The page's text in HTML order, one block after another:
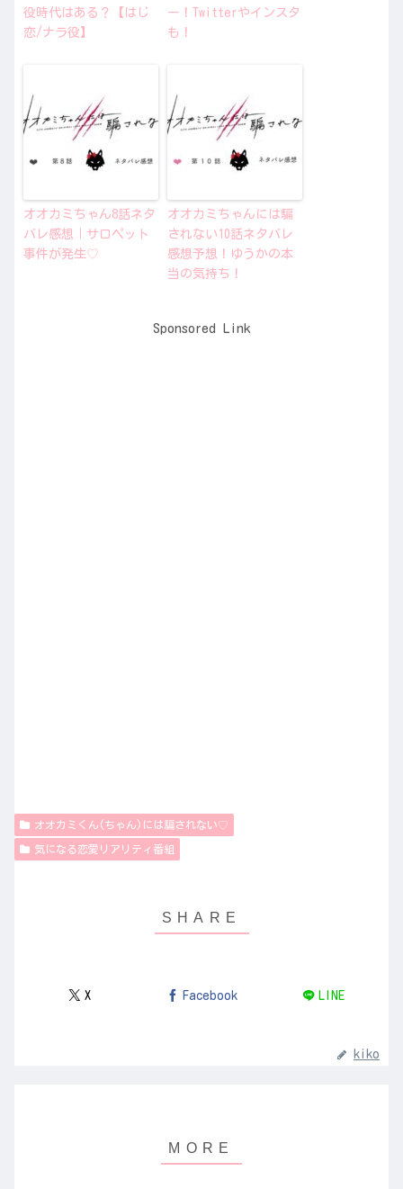
役時代はある？【はじ
恋/ナラ役】
ー！Twitterやインスタ
も！
オオカミちゃん8話ネタ
バレ感想｜サロペット
事件が発生♡
オオカミちゃんには騙
されない10話ネタバレ
感想予想！ゆうかの本
当の気持ち！
Sponsored Link
オオカミくん(ちゃん)には騙されない♡
気になる恋愛リアリティ番組
X Facebook LINE
kiko